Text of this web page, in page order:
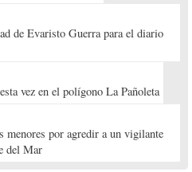
de Evaristo Guerra para el diario
vez en el polígono La Pañoleta
menores por agredir a un vigilante
del Mar